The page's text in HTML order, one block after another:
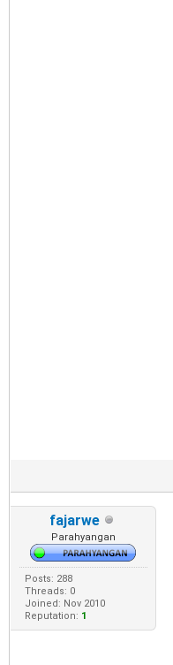
fajarwe
Parahyangan
Posts: 288
Threads: 0
Joined: Nov 2010
Reputation: 1